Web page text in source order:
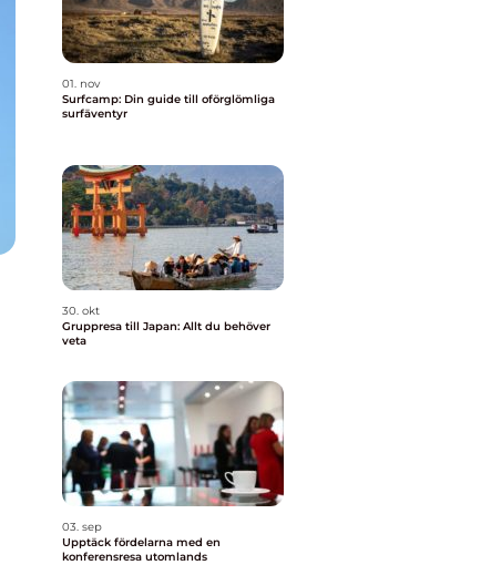
01. nov
Surfcamp: Din guide till oförglömliga
surfäventyr
30. okt
Gruppresa till Japan: Allt du behöver
veta
03. sep
Upptäck fördelarna med en
konferensresa utomlands